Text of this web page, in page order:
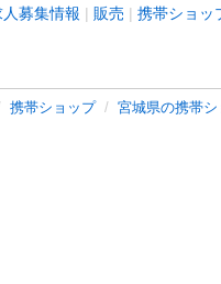
募集情報 販売 携帯ショッ
携帯ショップ 宮城県の携帯シ